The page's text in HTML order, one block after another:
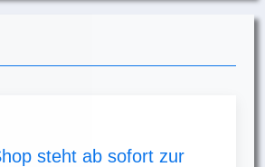
steht ab sofort zur